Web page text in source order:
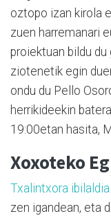
oztopo izan kirola
zuen harremanari
proiektuan bildu
ziotenetik egin
ondu du Pello
herrikideekin
19:00etan hasita,
Xoxoteko
Txalintxora ibilaldia
zen igandean, eta